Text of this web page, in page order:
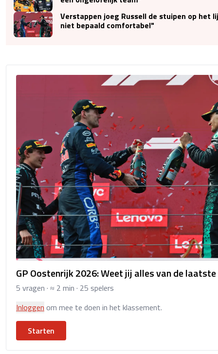
Verstappen joeg Russell de stuipen op het
niet bepaald comfortabel"
GP Oostenrijk 2026: Weet jij alles van de laatste
5 vragen · ≈ 2 min · 25 spelers
Inloggen om mee te doen in het klassement.
Starten